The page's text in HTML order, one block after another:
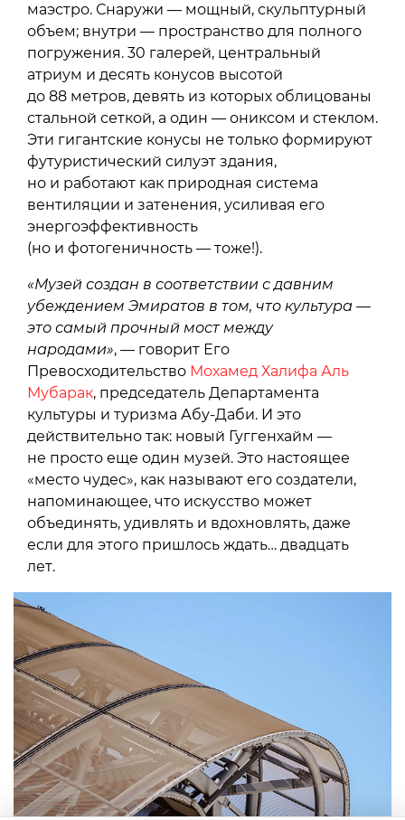
маэстро. Снаружи — мощный, скульптурный
объем; внутри — пространство для полного
погружения. 30 галерей, центральный
атриум и десять конусов высотой
до 88 метров, девять из которых облицованы
стальной сеткой, а один — ониксом и стеклом.
Эти гигантские конусы не только формируют
футуристический силуэт здания,
но и работают как природная система
вентиляции и затенения, усиливая его
энергоэффективность
(но и фотогеничность — тоже!).
«Музей создан в соответствии с давним
убеждением Эмиратов в том, что культура —
это самый прочный мост между
народами», — говорит Его
Превосходительство Мохамед Халифа Аль
Мубарак, председатель Департамента
культуры и туризма Абу-Даби. И это
действительно так: новый Гуггенхайм —
не просто еще один музей. Это настоящее
«место чудес», как называют его создатели,
напоминающее, что искусство может
объединять, удивлять и вдохновлять, даже
если для этого пришлось ждать… двадцать
лет.